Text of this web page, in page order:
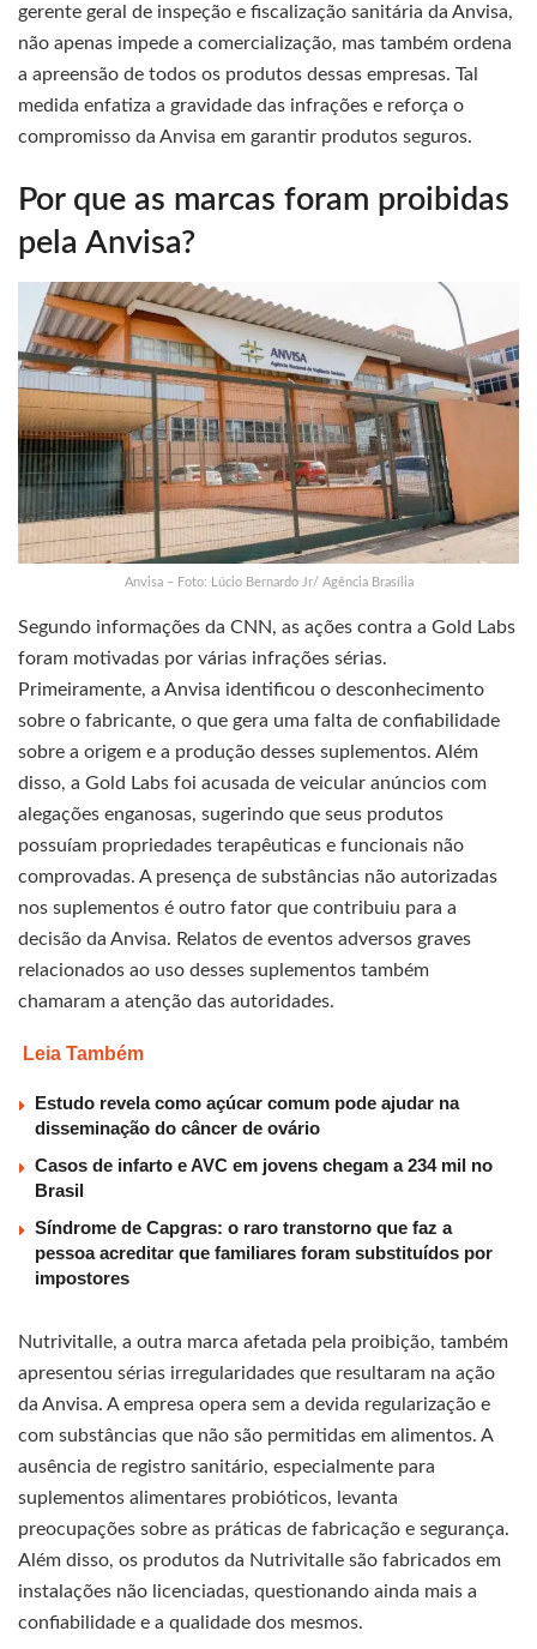
gerente geral de inspeção e fiscalização sanitária da Anvisa,
não apenas impede a comercialização, mas também ordena
a apreensão de todos os produtos dessas empresas. Tal
medida enfatiza a gravidade das infrações e reforça o
compromisso da Anvisa em garantir produtos seguros.
Por que as marcas foram proibidas
pela Anvisa?
Anvisa – Foto: Lúcio Bernardo Jr/ Agência Brasília
Segundo informações da CNN, as ações contra a Gold Labs
foram motivadas por várias infrações sérias.
Primeiramente, a Anvisa identificou o desconhecimento
sobre o fabricante, o que gera uma falta de confiabilidade
sobre a origem e a produção desses suplementos. Além
disso, a Gold Labs foi acusada de veicular anúncios com
alegações enganosas, sugerindo que seus produtos
possuíam propriedades terapêuticas e funcionais não
comprovadas. A presença de substâncias não autorizadas
nos suplementos é outro fator que contribuiu para a
decisão da Anvisa. Relatos de eventos adversos graves
relacionados ao uso desses suplementos também
chamaram a atenção das autoridades.
Leia Também
Estudo revela como açúcar comum pode ajudar na
disseminação do câncer de ovário
Casos de infarto e AVC em jovens chegam a 234 mil no
Brasil
Síndrome de Capgras: o raro transtorno que faz a
pessoa acreditar que familiares foram substituídos por
impostores
Nutrivitalle, a outra marca afetada pela proibição, também
apresentou sérias irregularidades que resultaram na ação
da Anvisa. A empresa opera sem a devida regularização e
com substâncias que não são permitidas em alimentos. A
ausência de registro sanitário, especialmente para
suplementos alimentares probióticos, levanta
preocupações sobre as práticas de fabricação e segurança.
Além disso, os produtos da Nutrivitalle são fabricados em
instalações não licenciadas, questionando ainda mais a
confiabilidade e a qualidade dos mesmos.